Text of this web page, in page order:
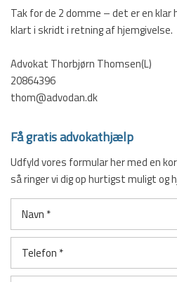
Tak for de 2 domme – det er en klar
klart i skridt i retning af hjemgivelse.
Advokat Thorbjørn Thomsen(L)
20864396
thom@advodan.dk
Få gratis advokathjælp
Udfyld vores formular her med en
så ringer vi dig op hurtigst muligt og